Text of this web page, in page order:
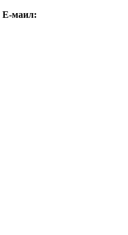
Е-маил: